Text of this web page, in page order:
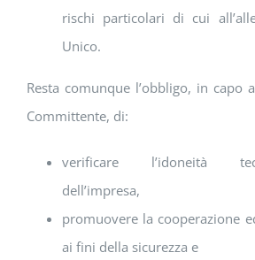
rischi particolari di cui
Unico.
Resta comunque l’obbligo, in capo
Committente, di:
verificare l’idoneità
dell’impresa,
promuovere la cooperazione
ai fini della sicurezza e